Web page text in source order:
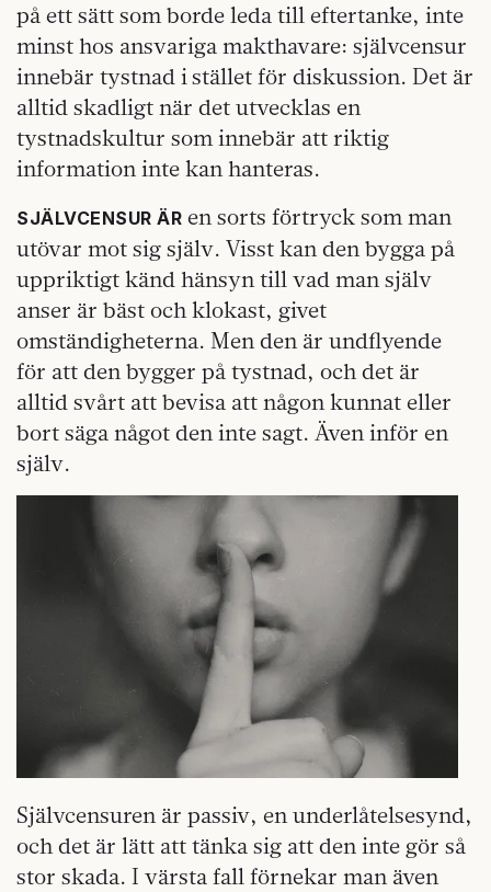
på ett sätt som borde leda till eftertanke, inte
minst hos ansvariga makthavare: självcensur
innebär tystnad i stället för diskussion. Det är
alltid skadligt när det utvecklas en
tystnadskultur som innebär att riktig
information inte kan hanteras.
SJÄLVCENSUR ÄR en sorts förtryck som man
utövar mot sig själv. Visst kan den bygga på
uppriktigt känd hänsyn till vad man själv
anser är bäst och klokast, givet
omständigheterna. Men den är undflyende
för att den bygger på tystnad, och det är
alltid svårt att bevisa att någon kunnat eller
bort säga något den inte sagt. Även inför en
själv.
Självcensuren är passiv, en underlåtelsesynd,
och det är lätt att tänka sig att den inte gör så
stor skada. I värsta fall förnekar man även